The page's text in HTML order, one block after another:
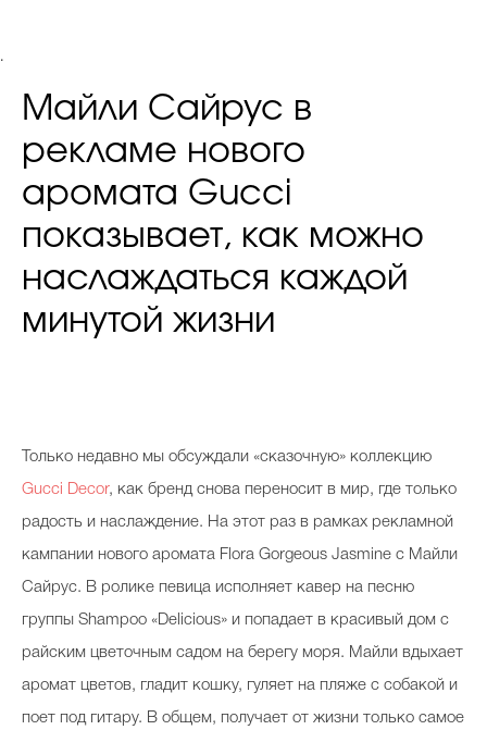
.
Майли Сайрус в
рекламе нового
аромата Gucci
показывает, как можно
наслаждаться каждой
минутой жизни
Только недавно мы обсуждали «сказочную» коллекцию
Gucci Decor, как бренд снова переносит в мир, где только
радость и наслаждение. На этот раз в рамках рекламной
кампании нового аромата Flora Gorgeous Jasmine c Майли
Сайрус. В ролике певица исполняет кавер на песню
группы Shampoo «Delicious» и попадает в красивый дом с
райским цветочным садом на берегу моря. Майли вдыхает
аромат цветов, гладит кошку, гуляет на пляже с собакой и
поет под гитару. В общем, получает от жизни только самое